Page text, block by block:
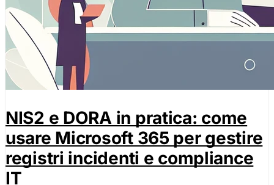
NIS2 e DORA in pratica: come
usare Microsoft 365 per gestire
registri incidenti e compliance
IT
Accetta tutti
Solo